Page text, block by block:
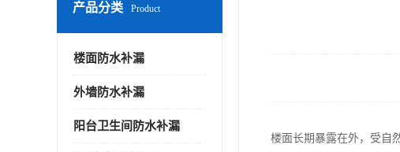
产品分类 Product
楼面防水补漏
外墙防水补漏
阳台卫生间防水补漏
楼面长期暴露在外，受自